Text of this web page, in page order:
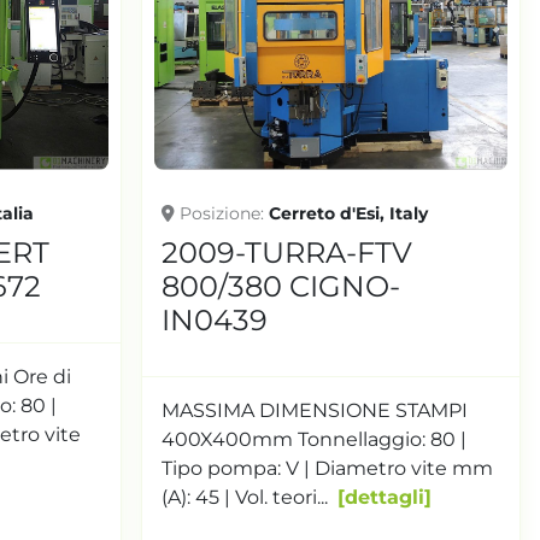
Ore di
80 |
vite
Posizione Cerreto d'Esi, Italy
2009-TURRA-FTV
800/380 CIGNO-
IN0439
MASSIMA DIMENSIONE STAMPI
400X400mm Tonnellaggio: 80 |
Tipo pompa: V | Diametro vite mm
(A): 45 | Vol. teori...
dettagli